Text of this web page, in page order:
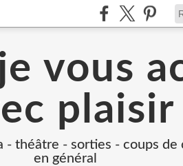
vous
plaisir
théâtre - sorties - coups
en général